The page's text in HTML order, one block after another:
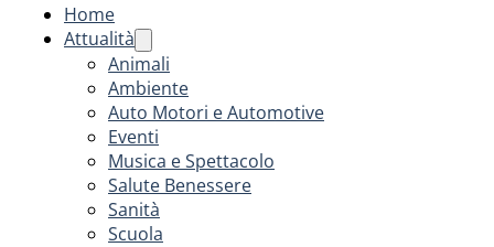
Home
Attualità
Animali
Ambiente
Auto Motori e Automotive
Eventi
Musica e Spettacolo
Salute Benessere
Sanità
Scuola